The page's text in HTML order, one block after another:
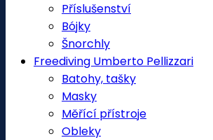
Příslušenství
Bójky
Šnorchly
Freediving Umberto Pellizzari
Batohy, tašky
Masky
Měřící přístroje
Obleky